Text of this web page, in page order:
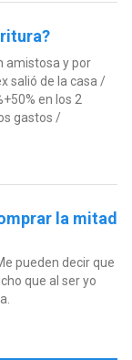
amistosa y por
salió de la casa /
en los 2
gastos /
la mitad
pueden decir que
que al ser yo